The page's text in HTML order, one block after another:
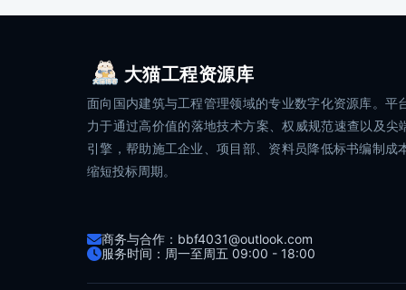
大猫工程资源库
面向国内建筑与工程管理领域的专业数字化资源库。平
力于通过高价值的落地技术方案、权威规范速查以及尖
引擎，帮助施工企业、项目部、资料员降低标书编制成
缩短投标周期。
商务与合作：bbf4031@outlook.com
服务时间：周一至周五 09:00 - 18:00